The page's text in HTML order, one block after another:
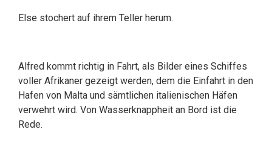
Else stochert auf ihrem Teller herum.
Alfred kommt richtig in Fahrt, als Bilder eines Schiffes
voller Afrikaner gezeigt werden, dem die Einfahrt in den
Hafen von Malta und sämtlichen italienischen Häfen
verwehrt wird. Von Wasserknappheit an Bord ist die
Rede.